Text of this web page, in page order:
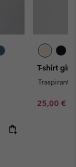
T-shirt
Traspirante
Minimum
25,00 €